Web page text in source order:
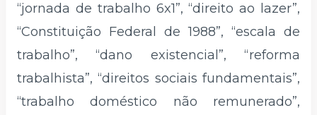
“jornada de trabalho 6x1”, “direito ao lazer”,
“Constituição Federal de 1988”, “escala de
trabalho”, “dano existencial”, “reforma
trabalhista”, “direitos sociais fundamentais”,
“trabalho doméstico não remunerado”,